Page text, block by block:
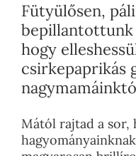
Fütyülősen,
bepillantottunk
hogy
csirkepaprikás
Mától rajtad a